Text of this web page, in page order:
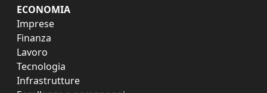
ECONOMIA
Imprese
Finanza
Lavoro
Tecnologia
Infrastrutture